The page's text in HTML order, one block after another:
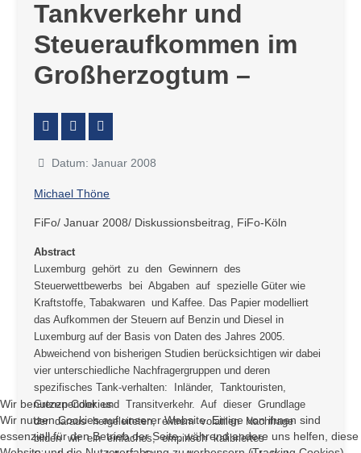
Tankverkehr und
Steueraufkommen im
Großherzogtum –
Datum: Januar 2008
Michael Thöne
FiFo/ Januar 2008/ Diskussionsbeitrag, FiFo-Köln
Abstract
Luxemburg gehört zu den Gewinnern des
Steuerwettbewerbs bei Abgaben auf spezielle Güter wie
Kraftstoffe, Tabakwaren und Kaffee. Das Papier modelliert
das Aufkommen der Steuern auf Benzin und Diesel in
Luxemburg auf der Basis von Daten des Jahres 2005.
Abweichend von bisherigen Studien berücksichtigen wir dabei
vier unterschiedliche Nachfragergruppen und deren
spezifisches Tank-verhalten: Inländer, Tanktouristen,
Grenzpendler und Transitverkehr. Auf dieser Grundlage
der daraus hergeleiteten, extrem volatilen Nachfrage
bilden wir ein einfaches, empirisch kalibriertes
Wir benutzen Cookies
Wir nutzen Cookies auf unserer Website. Einige von ihnen sind
essenziell für den Betrieb der Seite, während andere uns helfen, diese